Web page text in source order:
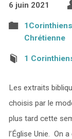
6 juin 2021
Chrétienne
1
Les extraits
choisis par le
plus tard cette
l’Église Unie. On